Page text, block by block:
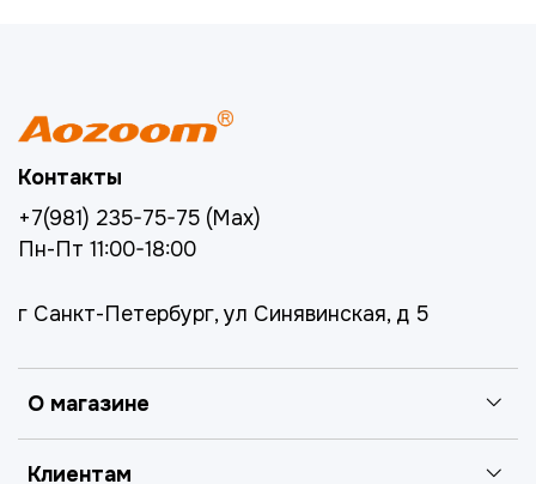
О магазине
Клиентам
Контакты
+7(981) 235-75-75 (Max)
Пн-Пт 11:00-18:00
г Санкт-Петербург, ул Синявинская, д 5